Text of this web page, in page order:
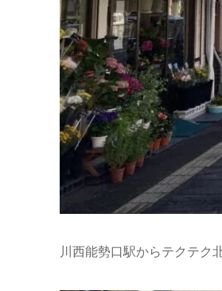
川西能勢口駅からテクテク